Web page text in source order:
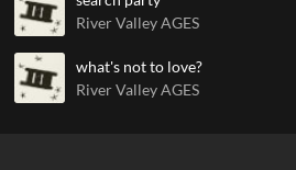
River Valley AGES
what's not to love?
River Valley AGES